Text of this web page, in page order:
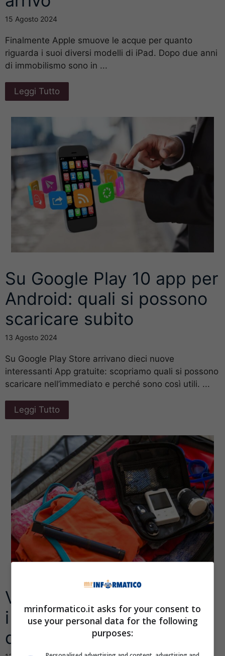
15 Agosto 2024
Finalmente Apple smuove le acque per quanto
riguarda i suoi diversi modelli di iPad. Dopo due anni
di immobilismo sono in ...
Leggi Tutto
Su Google Play 10 app per
Android: quali si possono
scaricare subito
13 Agosto 2024
Su Google Play Store arrivano dieci nuove
interessanti App gratuite: scopriamo quali si possono
scaricare nell’immediato e perché sono così utili. ...
Leggi Tutto
Vacanze sicure anche per
i nostri dispositivi: questi
qua sono indistruttibili
mrinformatico.it asks for your consent to
use your personal data for the following
purposes: